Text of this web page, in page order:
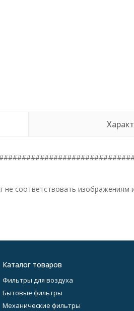
соответствовать изображениям
Каталог товаров
Фильтры для воздуха
Бытовые фильтры
Механические фильтры